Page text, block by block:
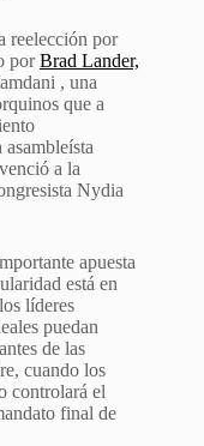
reelección por
porBrad Lander,
, una
que a
a la
Nydia
apuesta
está en
líderes
puedan
de las
cuando los
controlará el
final de